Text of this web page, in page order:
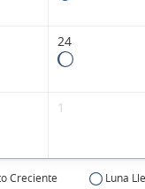
24
1
Creciente Luna